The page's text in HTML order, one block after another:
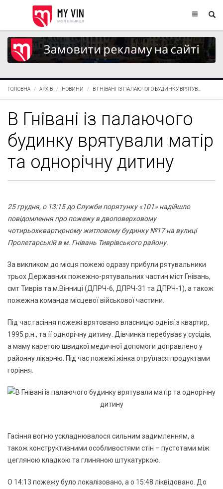
ГОЛОВНА АРХІВ НОВИНИ В ГНІВАНІ ІЗ ПАЛАЮЧОГО БУДИНКУ ВРЯТУВ...
В Гнівані із палаючого
будинку врятували матір
та однорічну дитину
25 грудня, о 13:15 до Служби порятунку «101» надійшло
повідомлення про пожежу в двоповерховому
чотирьохквартирному житловому будинку №17 на вулиці
Пролетарській в м. Гнівань Тиврівського району.
За викликом до місця пожежі одразу прибули рятувальники
трьох Державних пожежно-рятувальних частин міст Гнівань,
смт Тиврів та м.Вінниці (ДПРЧ-6, ДПРЧ-31 та ДПРЧ-1), а також
пожежна команда місцевої військової частини.
Під час гасіння пожежі врятовано власницю однієї з квартир,
1995 р.н., та її однорічну дитину. Дівчинка перебуває у сусідів,
а маму каретою швидкої медичної допомоги доправлено у
районну лікарню. Під час пожежі жінка отруїлася продуктами
горіння.
Гасіння вогню ускладнювалося сильним задимленням, а
також конструктивними особливостями стін – пустотами між
цегляною кладкою та глиняною штукатуркою.
О 14:13 пожежу було локалізовано, а о 15:48 ліквідовано. До